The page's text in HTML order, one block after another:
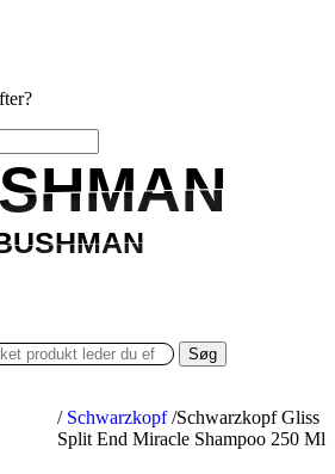
Søg
/ Schwarzkopf /Schwarzkopf Gliss
Split End Miracle Shampoo 250 Ml